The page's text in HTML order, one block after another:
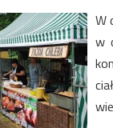
W
w